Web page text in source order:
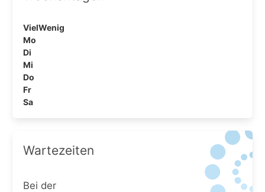
VielWenig
Mo
Di
Mi
Do
Fr
Sa
Wartezeiten
Bei der